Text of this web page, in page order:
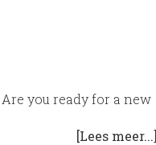
you ready for a new
[Lees meer...]